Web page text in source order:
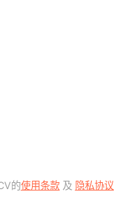
的使用条款及 隐私协议